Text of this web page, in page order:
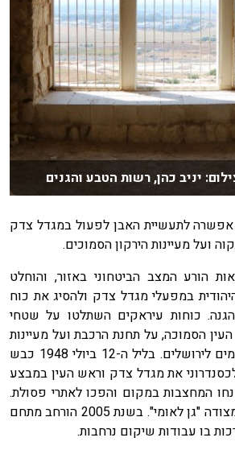
יניב כהן, רשות הטבע והגנים
אפשרה לתעשיית האבן לפעול במגדל צדק
ועל מעיינות הירקון הסמוכים.
הורע המצב הביטחוני באזור, והוחלט
במפעלי מגדל צדק ולהסיג את כוח
כוחות עיראקים השתלטו על שטחי
הסמוכה, על תחנת הרכבת ועל מעיינות
הירקון שמהם נשאבו מים לירושלים. בליל ה-12 ביולי 1948 כבש
אלכסנדרוני את מגדל צדק וראש העין במבצע
בשנות ה-70 נזנחו המחצבות במקום והפכו לאתרי פסולת.
בשנת 1994 הוכרזה המצודה "גן לאומי". בשנת 2005 הורחב מתחם
בו עבודות שיקום נרחבות.